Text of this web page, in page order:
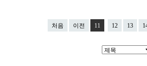
처음 이전 11 12 13